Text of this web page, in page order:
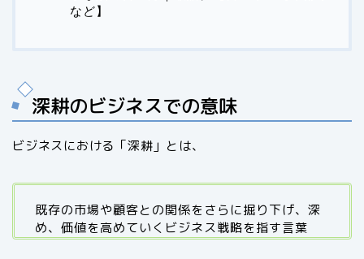
など】
深耕のビジネスでの意味
ビジネスにおける「深耕」とは、
既存の市場や顧客との関係をさらに掘り下げ、深
め、価値を高めていくビジネス戦略を指す言葉